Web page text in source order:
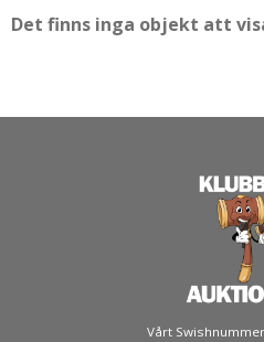
Det finns inga objekt att
Vårt